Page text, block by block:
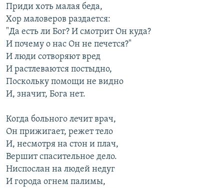
Приди хоть малая беда,
Хор маловеров раздается:
"Да есть ли Бог? И смотрит Он куда?
И почему о нас Он не печется?"
И люди сотворяют вред
И растлеваются постыдно,
Поскольку помощи не видно
И, значит, Бога нет.
Когда больного лечит врач,
Он прижигает, режет тело
И, несмотря на стон и плач,
Вершит спасительное дело.
Ниспослан на людей недуг
И города огнем палимы,